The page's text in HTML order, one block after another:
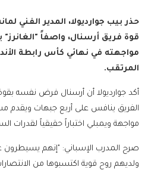
حذر بيب جوارديولا، المدير الفني
قوة فريق أرسنال، واصفاً "الغانرز"
مواجهته في نهائي كأس رابطة
المرتقب.
أكد جوارديولا أن أرسنال فرض نفسه
الفريق ينافس على أربع جبهات ويقدم
مواجهة ويمبلي اختباراً حقيقياً لقدرات
صرح المدرب الإسباني: "إنهم يسيطرون
ولديهم روح قوية اكتسبوها من